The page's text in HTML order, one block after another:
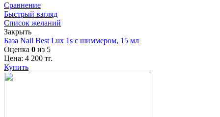
Сравнение
Быстрый взгляд
Список желаний
Закрыть
База Nail Best Lux 1s с шиммером, 15 мл
Оценка 0 из 5
Цена: 4 200 тг.
Купить